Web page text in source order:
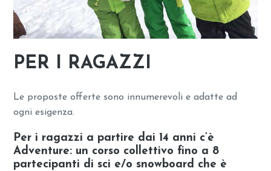
PER I RAGAZZI
Le proposte offerte sono innumerevoli e adatte ad
ogni esigenza.
Per i ragazzi a partire dai 14 anni c’è
Adventure: un corso collettivo fino a 8
partecipanti di sci e/o snowboard che è